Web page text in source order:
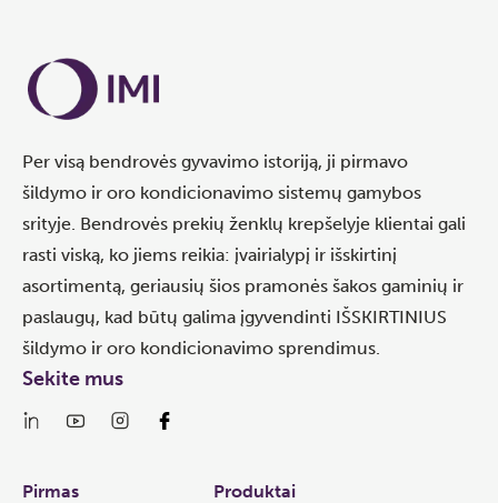
Per visą bendrovės gyvavimo istoriją, ji pirmavo
šildymo ir oro kondicionavimo sistemų gamybos
srityje. Bendrovės prekių ženklų krepšelyje klientai gali
rasti viską, ko jiems reikia: įvairialypį ir išskirtinį
asortimentą, geriausių šios pramonės šakos gaminių ir
paslaugų, kad būtų galima įgyvendinti IŠSKIRTINIUS
šildymo ir oro kondicionavimo sprendimus.
Links
Pirmas Produktai
Sekite mus